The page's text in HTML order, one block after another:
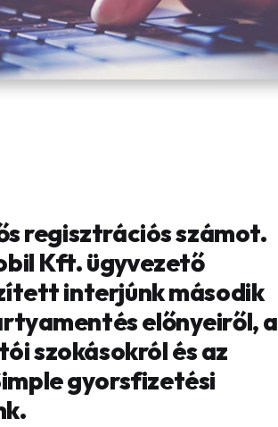
regisztrációs számot.
Kft. ügyvezető
interjúnk második
előnyeiről, a
szokásokról és az
gyorsfizetési